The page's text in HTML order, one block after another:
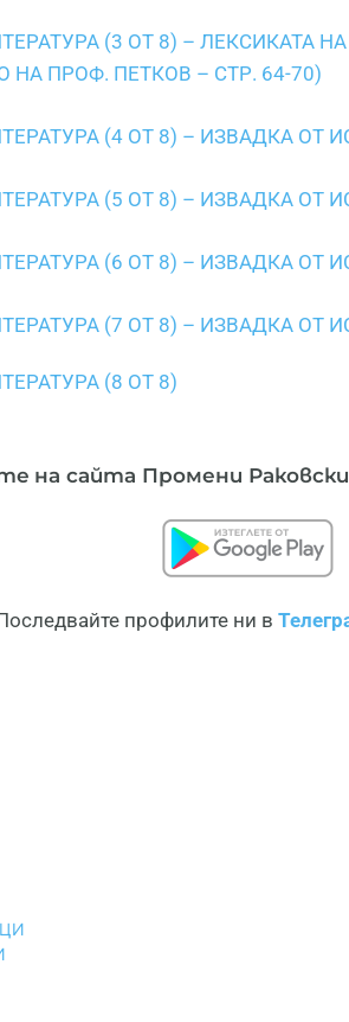
(3 ОТ 8) – ЛЕКСИКАТА
НА ПРОФ. ПЕТКОВ – СТР. 64-70)
(4 ОТ 8) – ИЗВАДКА ОТ
(5 ОТ 8) – ИЗВАДКА ОТ
(6 ОТ 8) – ИЗВАДКА
(7 ОТ 8) – ИЗВАДКА ОТ
(8 ОТ 8)
на сайта Промени
профилите ни в